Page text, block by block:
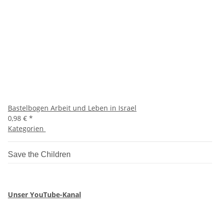
Bastelbogen Arbeit und Leben in Israel
0,98 € *
Kategorien
Save the Children
Unser YouTube-Kanal